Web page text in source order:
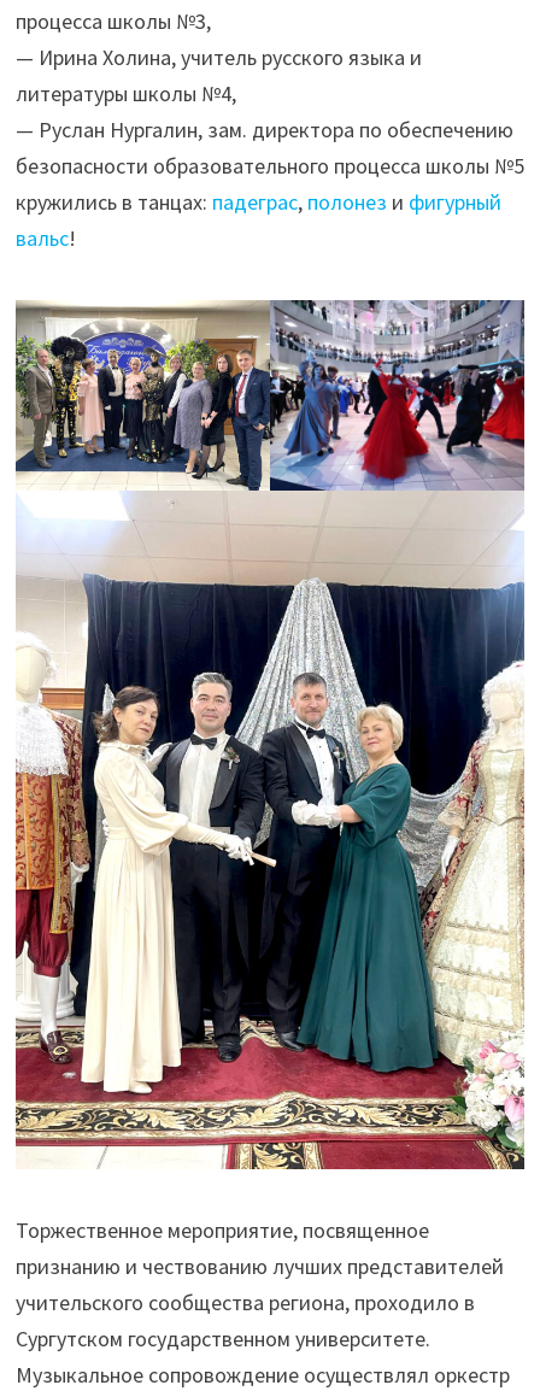
процесса школы №3,
— Ирина Холина, учитель русского языка и
литературы школы №4,
— Руслан Нургалин, зам. директора по обеспечению
безопасности образовательного процесса школы №5
кружились в танцах: падеграс, полонез и фигурный
вальс!
Торжественное мероприятие, посвященное
признанию и чествованию лучших представителей
учительского сообщества региона, проходило в
Сургутском государственном университете.
Музыкальное сопровождение осуществлял оркестр